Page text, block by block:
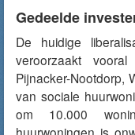
Gedeelde
De huidige
veroorzaakt
Pijnacker-Nootdorp,
van sociale
om 10.000